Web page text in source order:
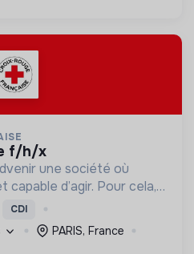
f/h/x
une société où
d’agir. Pour cela,
et des lieux
et adaptés à tous.
CDI
PARIS, France